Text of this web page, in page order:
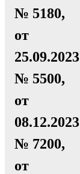
№ 5180,
от
25.09.2023
№ 5500,
от
08.12.2023
№ 7200,
от